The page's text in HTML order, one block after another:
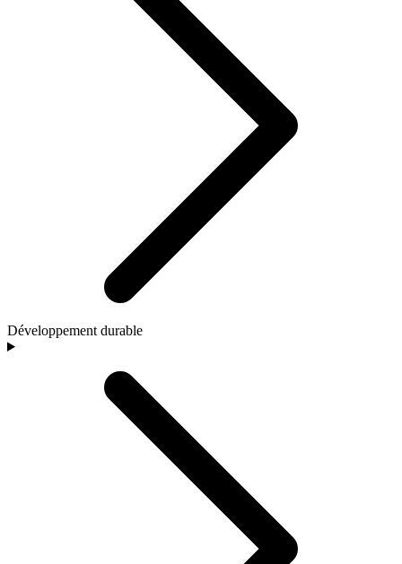
Développement durable